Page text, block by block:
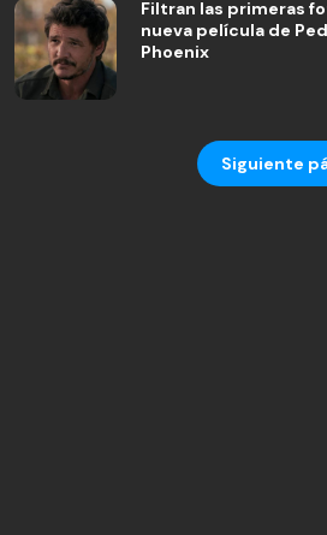
Filtran las primeras
nueva película de
Phoenix
Siguiente